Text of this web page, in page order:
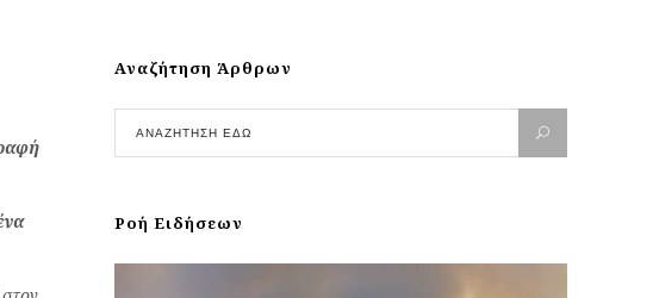
Αναζήτηση Άρθρων
Ροή Ειδήσεων